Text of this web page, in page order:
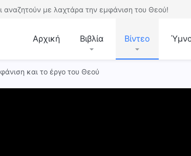
αναζητούν με λαχτάρα την εμφάνιση του Θεού!
Αρχική Βιβλία Βίντεο
και το έργο του Θεού